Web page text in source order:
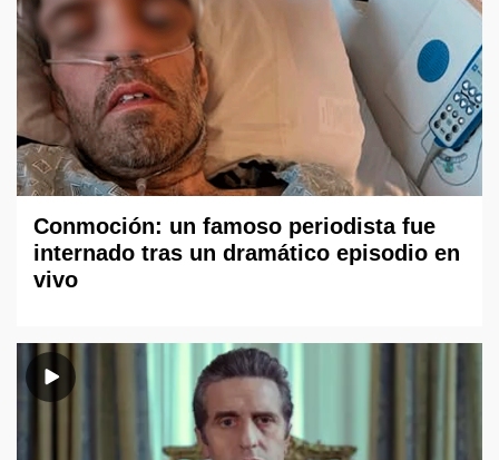
Conmoción: un famoso periodista fue
internado tras un dramático episodio en
vivo